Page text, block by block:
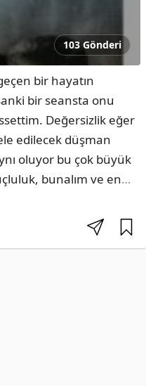
103 Gönderi
bir hayatın
bir seansta onu
Değersizlik eğer
edilecek düşman
oluyor bu çok büyük
bunalım ve en…